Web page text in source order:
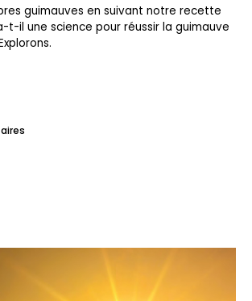
guimauves en suivant notre recette
t-il une science pour réussir la guimauve